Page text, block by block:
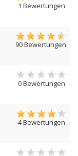
1 Bewertungen
90 Bewertungen
0 Bewertungen
4 Bewertungen